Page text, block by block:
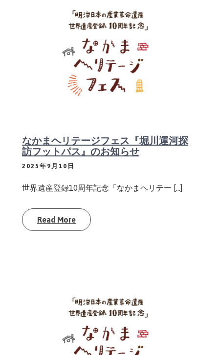
なかまヘリテージフェス『堀川運河探
訪フットパス』のお知らせ
2025年9月10日
世界遺産登録10周年記念「なかまヘリテー […]
Read More